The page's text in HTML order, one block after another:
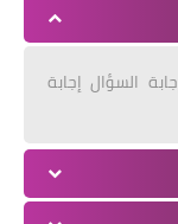
السؤال إجابة